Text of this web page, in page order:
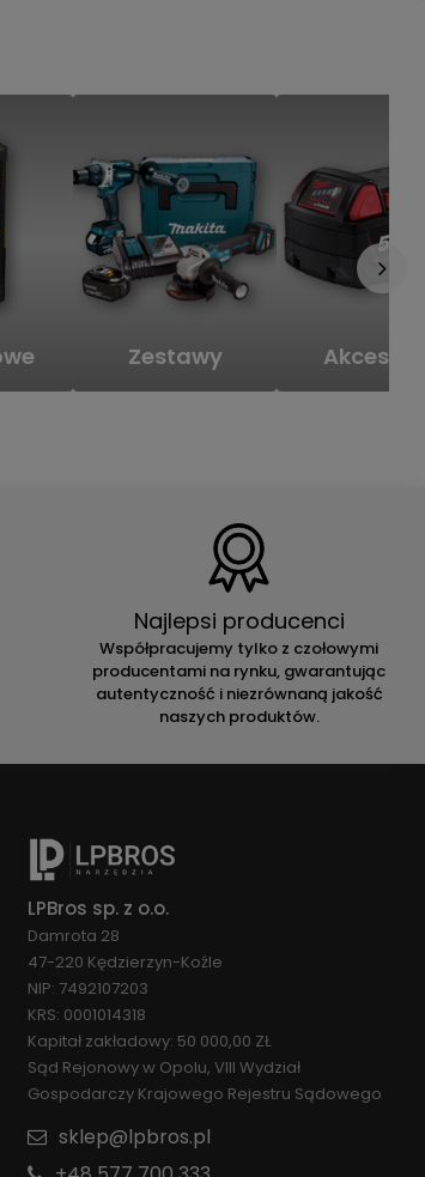
Zestawy
Najlepsi producenci
Współpracujemy tylko z czołowymi
producentami na rynku, gwarantując
autentyczność i niezrównaną jakość
naszych produktów.
LPBros sp. z o.o.
Damrota 28
47-220 Kędzierzyn-Koźle
NIP: 7492107203
KRS: 0001014318
Kapitał zakładowy: 50 000,00 ZŁ
Sąd Rejonowy w Opolu, VIII Wydział
Gospodarczy Krajowego Rejestru Sądowego
sklep@lpbros.pl